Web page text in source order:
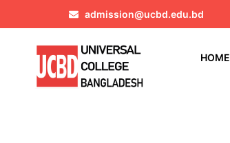
admission@ucbd.edu.bd
HOME